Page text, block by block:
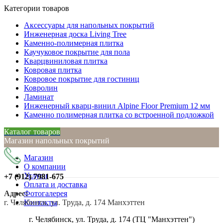
Категории товаров
Аксессуары для напольных покрытий
Инженерная доска Living Tree
Каменно-полимерная плитка
Каучуковое покрытие для пола
Кварцвиниловая плитка
Ковровая плитка
Ковровое покрытие для гостиниц
Ковролин
Ламинат
Инженерный кварц-винил Alpine Floor Premium 12 мм
Каменно полимерная плитка со встроенной подложкой
Каталог товаров
Магазин напольных покрытий
Магазин
О компании
Услуги
Оплата и доставка
Фотогалерея
Контакты
г. Челябинск, ул. Труда, д. 174 (ТЦ "Манхэттен")
+7 (912)7981-675
Адрес:
г. Челябинск, ул. Труда, д. 174 Манхэттен